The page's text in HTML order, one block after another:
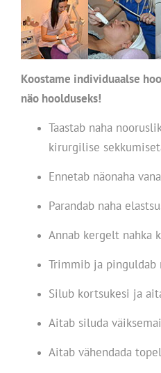
Koostame individuaalse
näo hoolduseks!
Taastab naha
kirurgilise
Ennetab näonaha
Parandab naha
Annab kergelt nahka
Trimmib ja pinguldab
Silub kortsukesi ja
Aitab siluda
Aitab vähendada